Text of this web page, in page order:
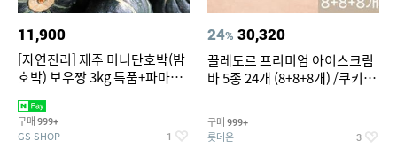
11,900
[자연진리] 제주 미니단호박(밤
호박) 보우짱 3kg 특품+파마산
구매 999+
GS SHOP 1
24% 30,320
끌레도르 프리미엄 아이스크림
바 5종 24개 (8+8+8개) /쿠키앤
구매 999+
롯데온 3